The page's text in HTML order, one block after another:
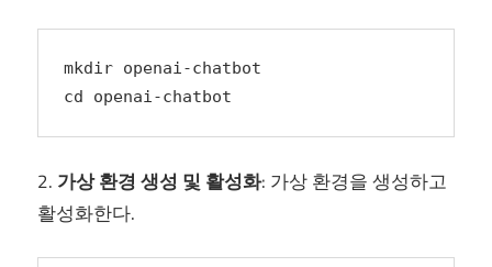
mkdir openai-chatbot
cd openai-chatbot
2. 가상 환경 생성 및 활성화: 가상 환경을 생성하고
활성화한다.